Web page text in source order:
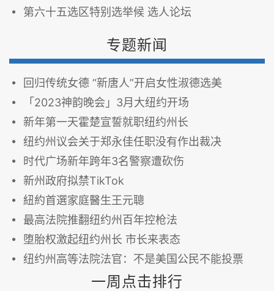
第六十五选区特别选举候 选人论坛
专题新闻
回归传统女德 “新唐人”开启女性淑德选美
「2023神韵晚会」3月大纽约开场
新年第一天霍楚宣誓就职纽约州长
纽约州议会关于郑永佳任职没有作出裁决
时代广场新年跨年3名警察遭砍伤
新州政府拟禁TikTok
紐約首選家庭醫生王元聰
最高法院推翻纽约州百年控枪法
堕胎权激起纽约州长 市长来表态
纽约州高等法院法官：不是美国公民不能投票
一周点击排行